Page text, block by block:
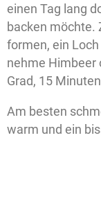
einen Tag lang
backen möchte.
formen, ein
nehme Himbeer
Grad, 15
Am besten
warm und ein